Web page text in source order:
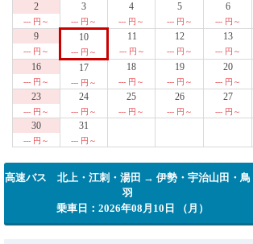
2
--- 円～
3
--- 円～
4
--- 円～
5
--- 円～
6
--- 円～
9
--- 円～
10
--- 円～
11
--- 円～
12
--- 円～
13
--- 円～
16
--- 円～
17
--- 円～
18
--- 円～
19
--- 円～
20
--- 円～
23
--- 円～
24
--- 円～
25
--- 円～
26
--- 円～
27
--- 円～
30
--- 円～
31
--- 円～
高速バス 北上・江刺・湯田 → 伊勢・宇治山田・鳥
羽
乗車日：2026年08月10日 （月）